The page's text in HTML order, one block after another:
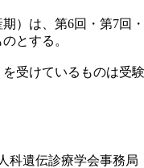
）は、第6回・第7回
とする。
受けているものは受験
科遺伝診療学会事務局